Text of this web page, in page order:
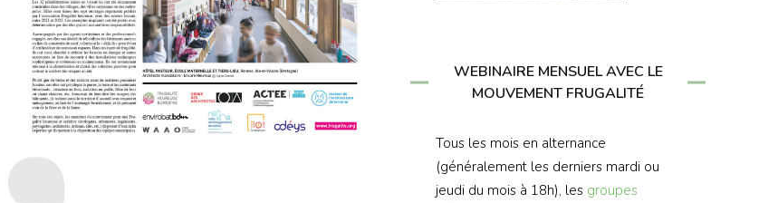
WEBINAIRE MENSUEL AVEC LE
MOUVEMENT FRUGALITÉ
Tous les mois en alternance
(généralement les derniers mardi ou
jeudi du mois à 18h), les groupes